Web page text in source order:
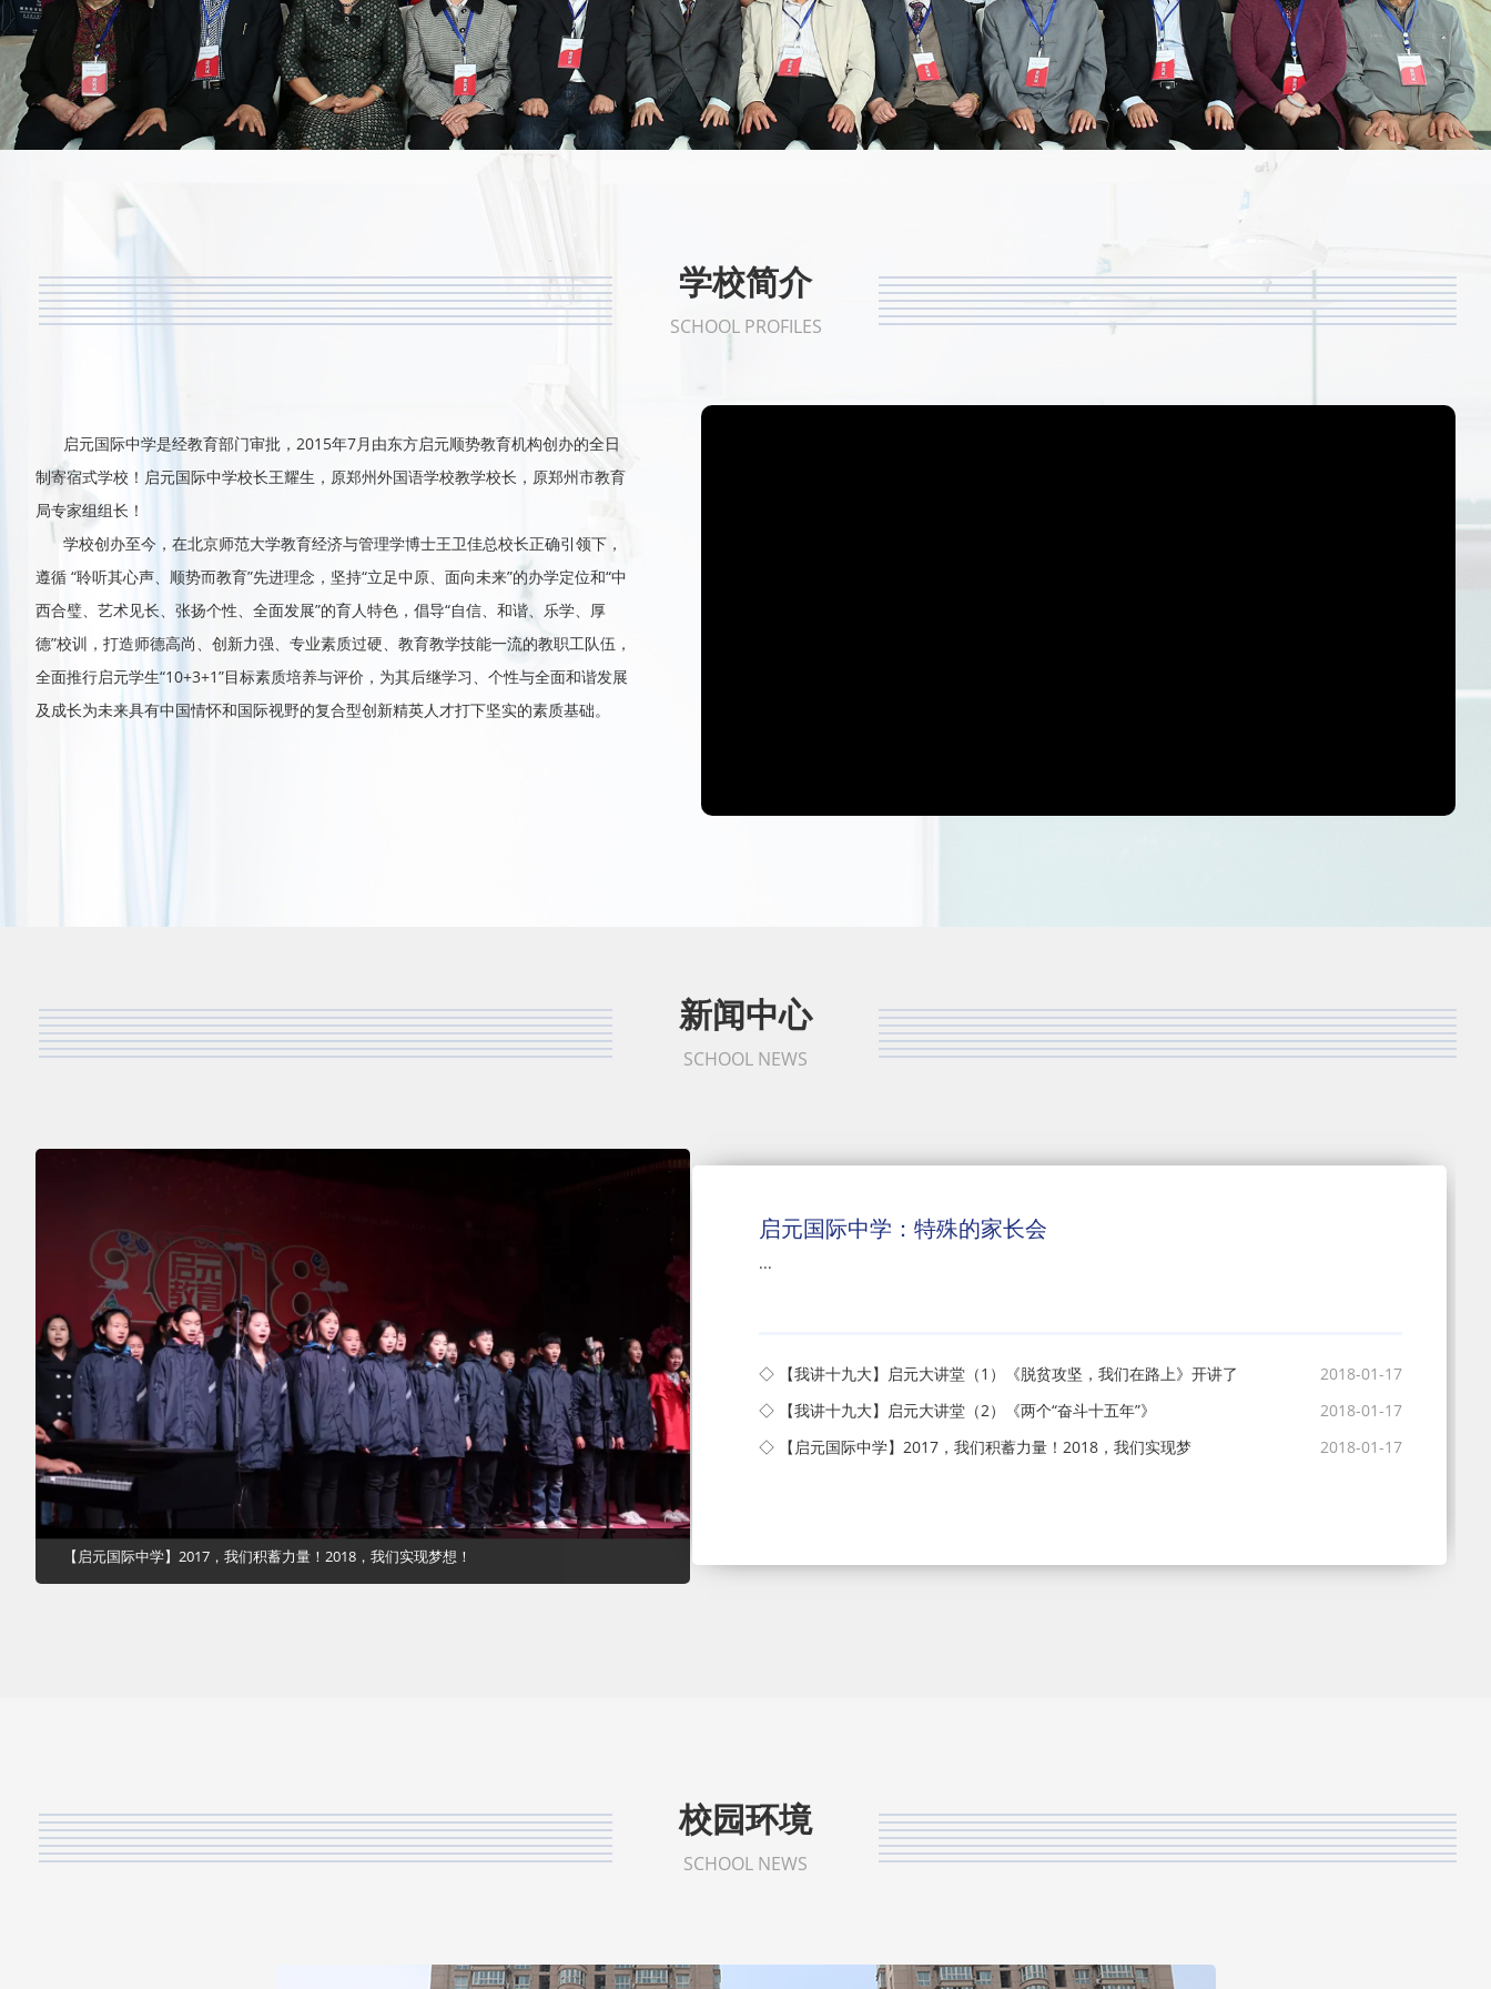
1 2 3 4 5
学校简介
SCHOOL PROFILES
启元国际中学是经教育部门审批，2015年7月由东方启元顺势教育机构创办的全日
制寄宿式学校！启元国际中学校长王耀生，原郑州外国语学校教学校长，原郑州市教育
局专家组组长！
学校创办至今，在北京师范大学教育经济与管理学博士王卫佳总校长正确引领下，
遵循 “聆听其心声、顺势而教育”先进理念，坚持“立足中原、面向未来”的办学定位和“中
西合璧、艺术见长、张扬个性、全面发展”的育人特色，倡导“自信、和谐、乐学、厚
德”校训，打造师德高尚、创新力强、专业素质过硬、教育教学技能一流的教职工队伍，
全面推行启元学生“10+3+1”目标素质培养与评价，为其后继学习、个性与全面和谐发展
及成长为未来具有中国情怀和国际视野的复合型创新精英人才打下坚实的素质基础。
新闻中心
SCHOOL NEWS
【启元国际中学】2017，我们积蓄力量！2018，我们实现梦想！
启元国际中学：特殊的家长会
...
2018-01-17
◇ 【我讲十九大】启元大讲堂（1）《脱贫攻坚，我们在路上》开讲了
2018-01-17
◇ 【我讲十九大】启元大讲堂（2）《两个“奋斗十五年”》
2018-01-17
◇ 【启元国际中学】2017，我们积蓄力量！2018，我们实现梦
校园环境
SCHOOL NEWS